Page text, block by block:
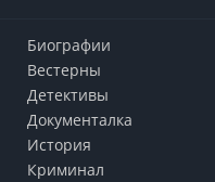
Биографии
Вестерны
Детективы
Документалка
История
Криминал